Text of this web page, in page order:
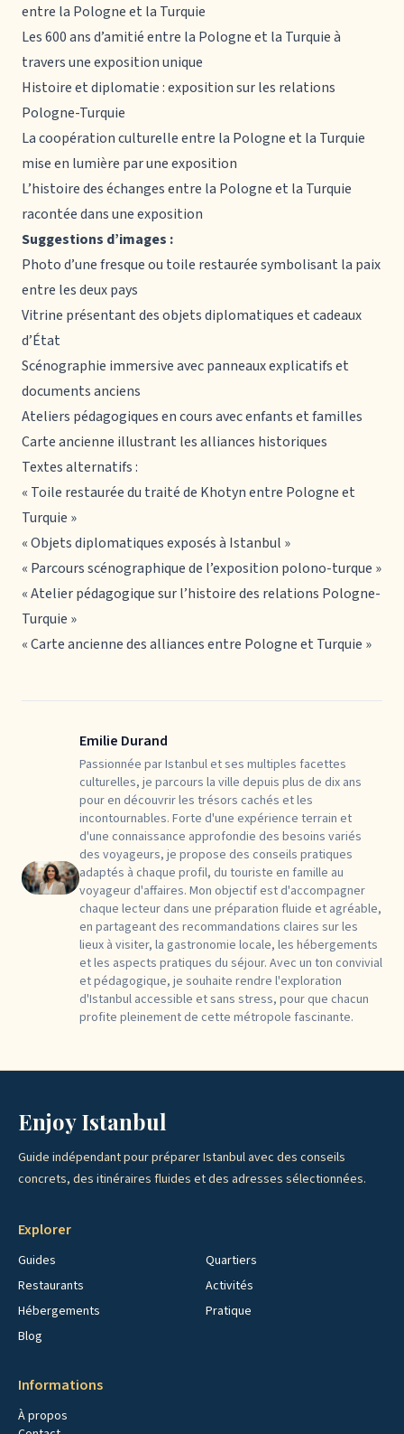
entre la Pologne et la Turquie
Les 600 ans d’amitié entre la Pologne et la Turquie à
travers une exposition unique
Histoire et diplomatie : exposition sur les relations
Pologne-Turquie
La coopération culturelle entre la Pologne et la Turquie
mise en lumière par une exposition
L’histoire des échanges entre la Pologne et la Turquie
racontée dans une exposition
Suggestions d’images :
Photo d’une fresque ou toile restaurée symbolisant la paix
entre les deux pays
Vitrine présentant des objets diplomatiques et cadeaux
d’État
Scénographie immersive avec panneaux explicatifs et
documents anciens
Ateliers pédagogiques en cours avec enfants et familles
Carte ancienne illustrant les alliances historiques
Textes alternatifs:
« Toile restaurée du traité de Khotyn entre Pologne et
Turquie »
« Objets diplomatiques exposés à Istanbul »
« Parcours scénographique de l’exposition polono-turque »
« Atelier pédagogique sur l’histoire des relations Pologne-
Turquie »
« Carte ancienne des alliances entre Pologne et Turquie »
Emilie Durand
Passionnée par Istanbul et ses multiples facettes
culturelles, je parcours la ville depuis plus de dix ans
pour en découvrir les trésors cachés et les
incontournables. Forte d'une expérience terrain et
d'une connaissance approfondie des besoins variés
des voyageurs, je propose des conseils pratiques
adaptés à chaque profil, du touriste en famille au
voyageur d'affaires. Mon objectif est d'accompagner
chaque lecteur dans une préparation fluide et agréable,
en partageant des recommandations claires sur les
lieux à visiter, la gastronomie locale, les hébergements
et les aspects pratiques du séjour. Avec un ton convivial
et pédagogique, je souhaite rendre l'exploration
d'Istanbul accessible et sans stress, pour que chacun
profite pleinement de cette métropole fascinante.
Enjoy Istanbul
Guide indépendant pour préparer Istanbul avec des conseils
concrets, des itinéraires fluides et des adresses sélectionnées.
Explorer
Guides
Quartiers
Restaurants
Activités
Hébergements
Pratique
Blog
Informations
À propos